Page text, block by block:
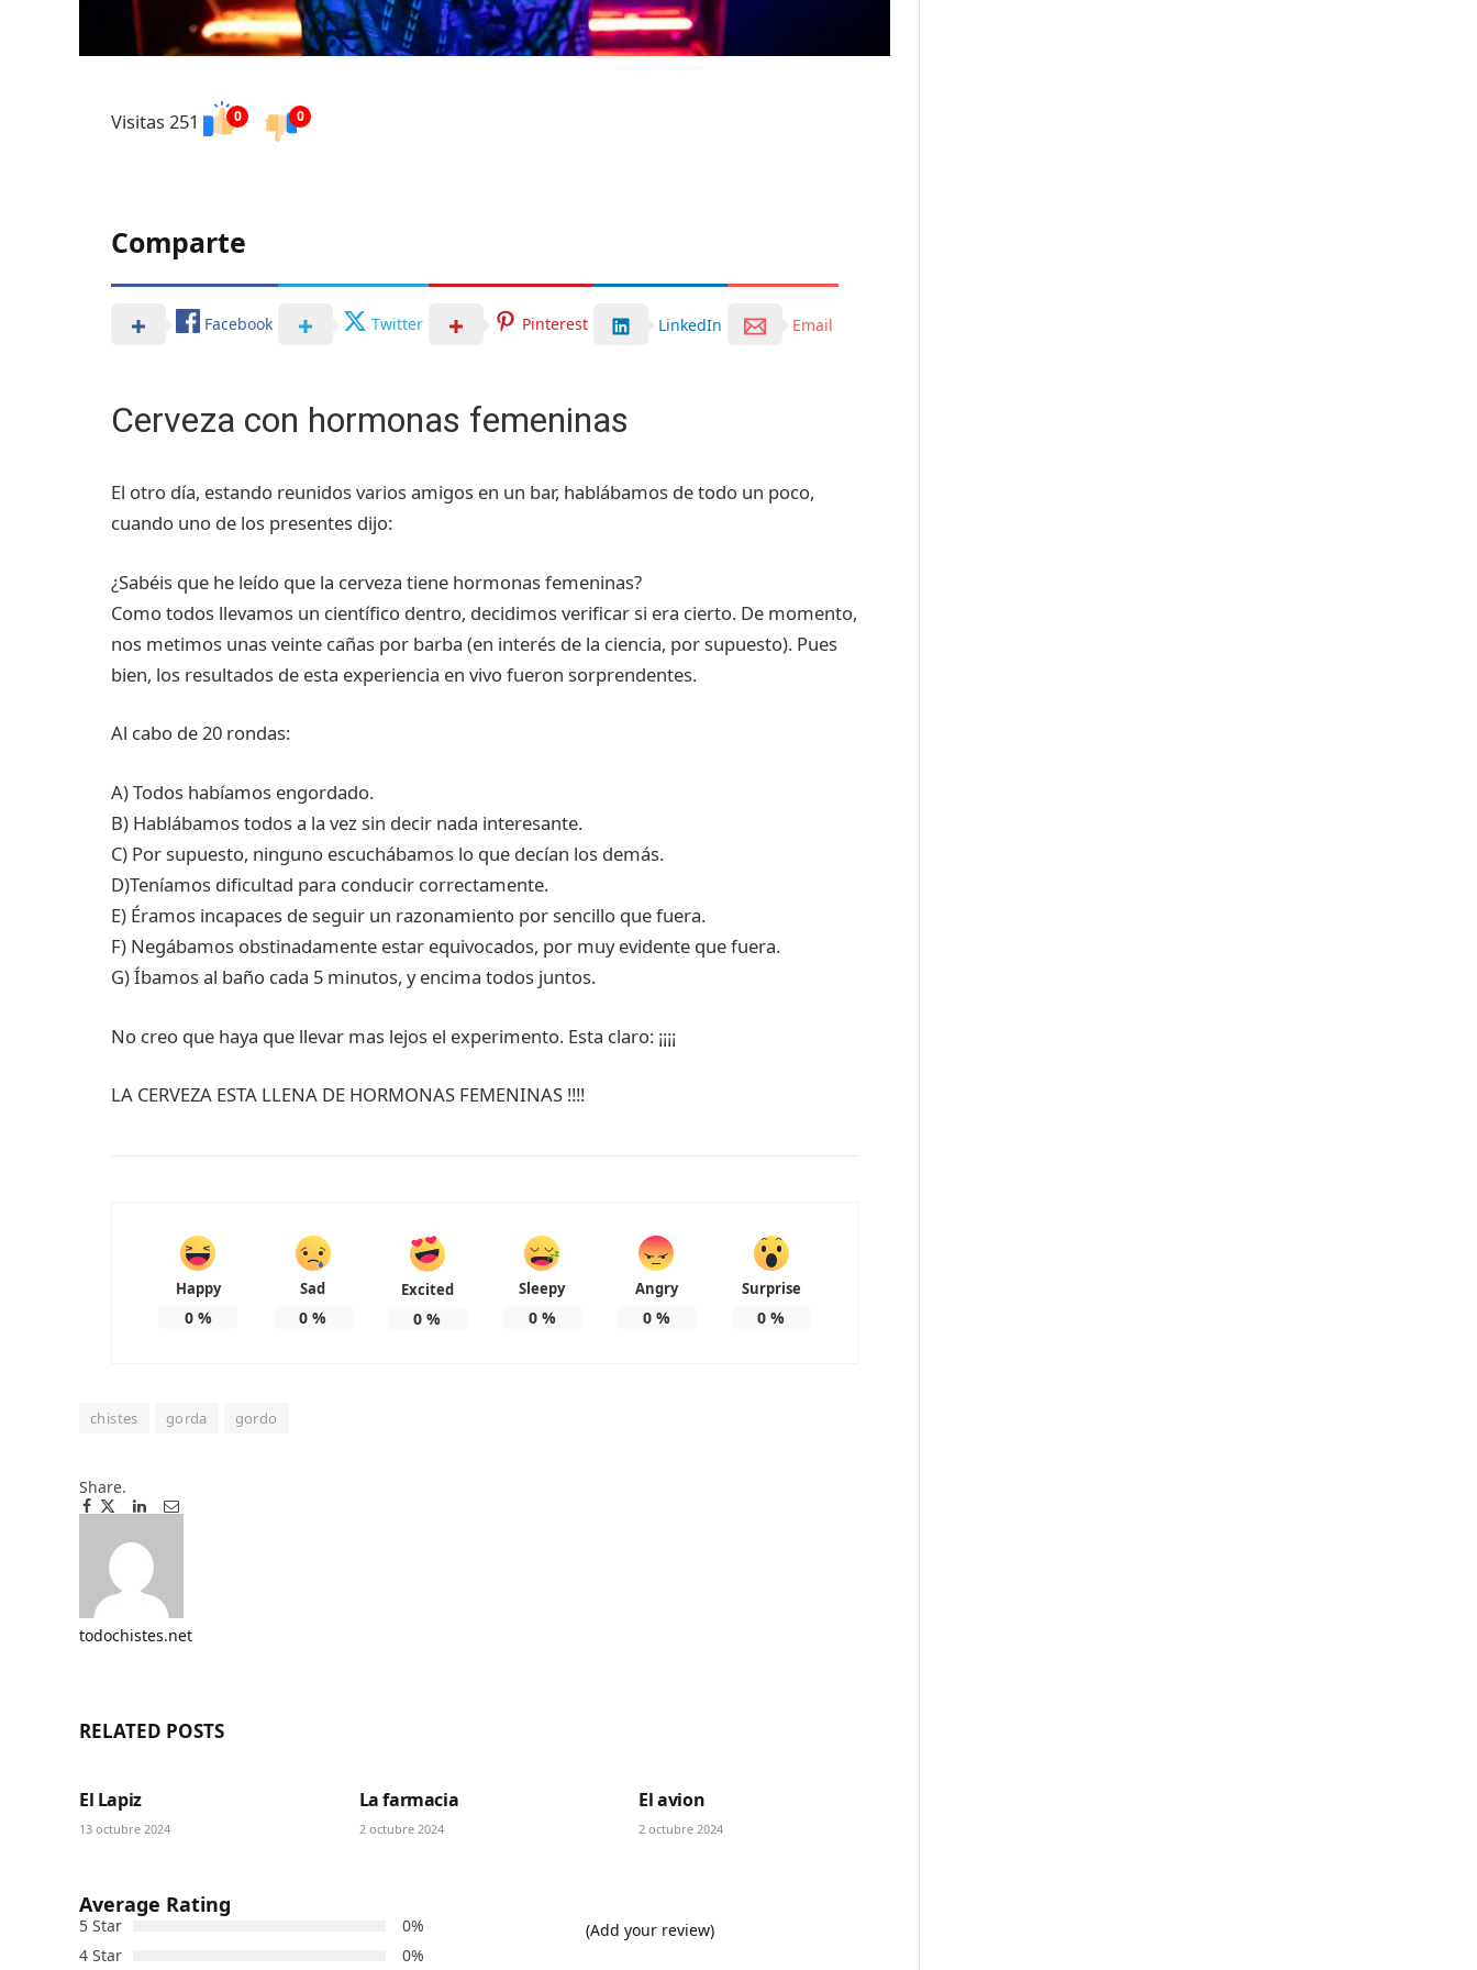
Visitas 251 0 0
Comparte
Facebook Twitter Pinterest LinkedIn Email
Cerveza con hormonas femeninas
El otro día, estando reunidos varios amigos en un bar, hablábamos de todo un poco,
cuando uno de los presentes dijo:
¿Sabéis que he leído que la cerveza tiene hormonas femeninas?
Como todos llevamos un científico dentro, decidimos verificar si era cierto. De momento,
nos metimos unas veinte cañas por barba (en interés de la ciencia, por supuesto). Pues
bien, los resultados de esta experiencia en vivo fueron sorprendentes.
Al cabo de 20 rondas:
A) Todos habíamos engordado.
B) Hablábamos todos a la vez sin decir nada interesante.
C) Por supuesto, ninguno escuchábamos lo que decían los demás.
D)Teníamos dificultad para conducir correctamente.
E) Éramos incapaces de seguir un razonamiento por sencillo que fuera.
F) Negábamos obstinadamente estar equivocados, por muy evidente que fuera.
G) Íbamos al baño cada 5 minutos, y encima todos juntos.
No creo que haya que llevar mas lejos el experimento. Esta claro: ¡¡¡¡
LA CERVEZA ESTA LLENA DE HORMONAS FEMENINAS !!!!
Happy
0%
Sad
0 %
Excited
0 %
Sleepy
0%
Angry
0%
Surprise
0 %
chistes gorda gordo
Share.
Facebook
Twitter
Pinterest
LinkedIn
Tumblr
Email
todochistes.net
RELATED POSTS
El Lapiz
13 octubre 2024
La farmacia
2 octubre 2024
El avion
2 octubre 2024
Average Rating
5 Star
0%
4 Star
0%
(Add your review)